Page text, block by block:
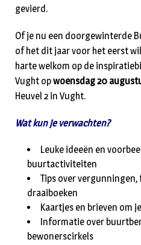
gevierd.
Of je nu een doorgewinterde
of het dit jaar voor het eerst
harte welkom op de
Vught opwoensdag 20
Heuvel 2 in Vught.
Wat kun je verwachten?
Leuke ideeën en
buurtactiviteiten
Tips over
draaiboeken
Kaartjes en brieven om
Informatie over
bewonerscirkels